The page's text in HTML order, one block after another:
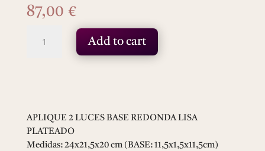
87,00 €
PLATEADO
quantity
Add to cart
APLIQUE 2 LUCES BASE REDONDA LISA
PLATEADO
Medidas: 24x21,5x20 cm (BASE: 11,5x1,5x11,5cm)